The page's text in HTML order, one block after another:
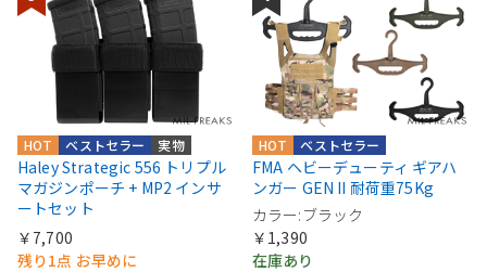
実物
ベストセラー
HOT
Haley Strategic 556 トリプル
マガジンポーチ + MP2 インサ
ートセット
￥7,700
残り1点 お早めに
ベストセラー
HOT
FMA ヘビーデューティ ギアハ
ンガー GEN II 耐荷重75Kg
カラー:ブラック
￥1,390
在庫あり